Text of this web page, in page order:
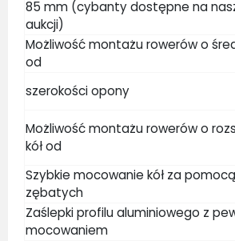
85 mm (cybanty dostępne na
aukcji)
Możliwość montażu rowerów o
od
szerokości opony
Możliwość montażu rowerów o
kół od
Szybkie mocowanie kół za
zębatych
Zaślepki profilu aluminiowego z
mocowaniem